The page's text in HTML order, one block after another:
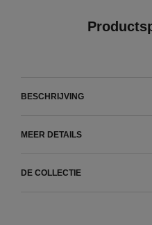
BESCHRIJVING
MEER DETAILS
DE COLLECTIE